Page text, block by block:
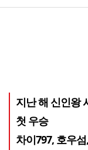
지난 해 신인왕
첫 우승
차이797, 호우